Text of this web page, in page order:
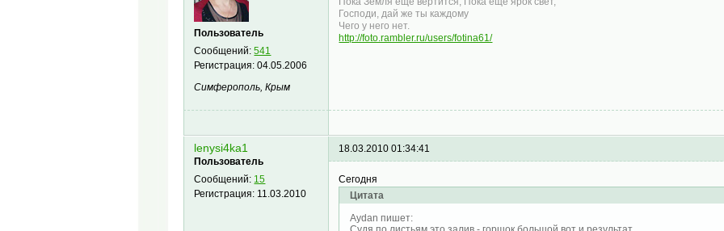
Пользователь
Сообщений:541
Регистрация:04.05.2006
Симферополь, Крым
Господи, дай же ты каждому
Чего у него нет.
http://foto.rambler.ru/users/fotina61/
lenysi4ka1
Пользователь
Сообщений: 15
Регистрация: 11.03.2010
18.03.2010 01:34:41
Сегодня
Цитата
Aydan пишет: